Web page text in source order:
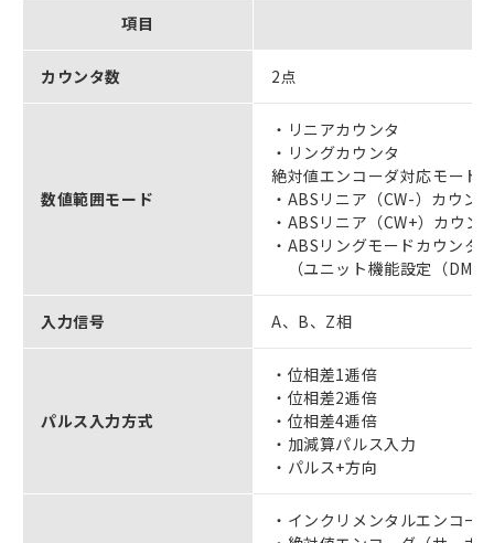
項目
カウンタ数 2点
数値範囲モード
・リニアカウンタ
・リングカウンタ
絶対値エンコーダ対応モード
・ABSリニア（CW-）カウン
・ABSリニア（CW+）カウン
・ABSリングモードカウンタ
（ユニット機能設定（
入力信号 A、B、Z相
パルス入力方式
・位相差1逓倍
・位相差2逓倍
・位相差4逓倍
・加減算パルス入力
・パルス+方向
・インクリメンタルエンコー